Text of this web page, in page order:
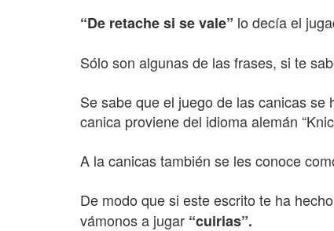
“De retache si se vale” lo decía el
Sólo son algunas de las frases, si te
Se sabe que el juego de las canicas
canica proviene del idioma alemán
A la canicas también se les conoce
De modo que si este escrito te ha
vámonos a jugar “cuirias”.